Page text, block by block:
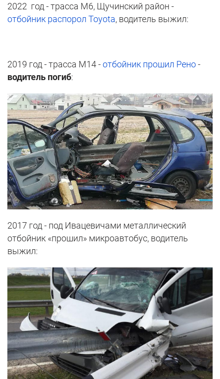
2022 год - трасса М6, Щучинский район -
отбойник распорол Toyota, водитель выжил:
2019 год - трасса М14 -отбойник прошил Рено-
водитель погиб:
2017 год - под Ивацевичами металлический
отбойник «прошил» микроавтобус, водитель
выжил: